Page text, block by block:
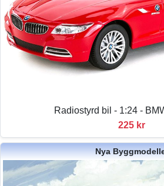
Radiostyrd bil - 1:24 -
225 kr
Nya